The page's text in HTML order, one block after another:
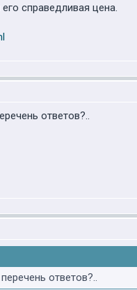
справедливая цена.
ответов?..
ответов?..